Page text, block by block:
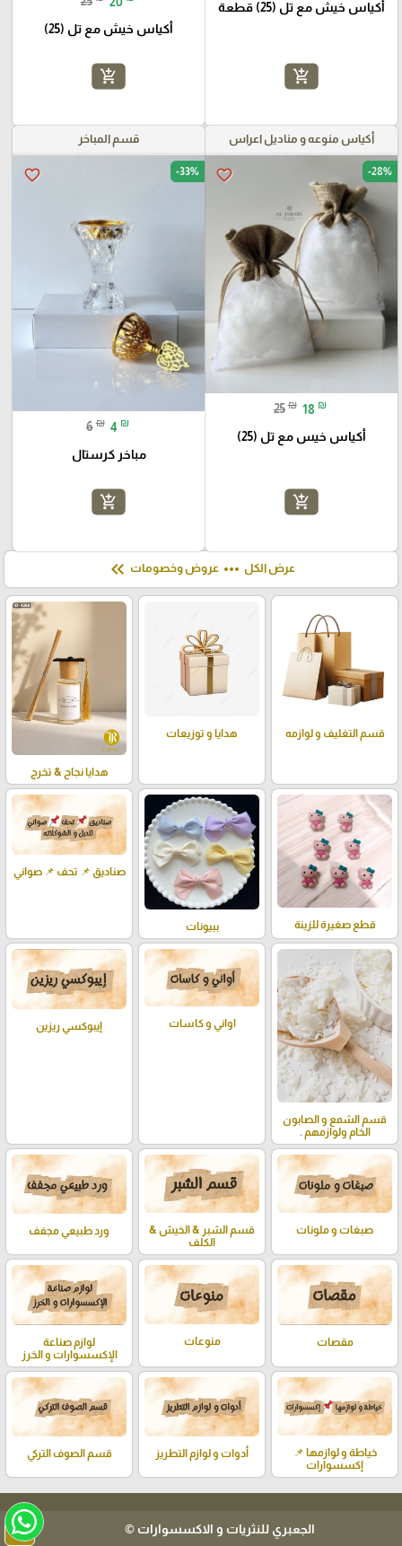
تحدث
أكياس خيش مع تل (25) قطعة
add_shopping_cart
أكياس خيش مع تل (25)
add_shopping_cart
أكياس منوعه و مناديل اعراس
favorite_border -28%
25 ₪ 18 ₪
أكياس خيس مع تل (25)
add_shopping_cart
قسم المباخر
favorite_border -33%
6 ₪ 4 ₪
مباخر كرستال
add_shopping_cart
عرض الكل more_horiz عروض وخصومات keyboard_double_arrow_left
قسم التغليف و لوازمه هدايا و توزيعات
هدايا نجاح & تخرج
قطع صغيرة للزينة ببيونات
صناديق 📌 تحف 📌 صواني
قسم الشمع و الصابون
الخام ولوازمهم .
اواني و كاسات إيبوكسي ريزين
صبغات و ملونات
قسم الشبر & الخيش &
الكلف
ورد طبيعي مجفف
مقصات منوعات
لوازم صناعة
الإكسسوارات و الخرز
خياطة و لوازمها 📌
إكسسوارات
أدوات و لوازم التطريز قسم الصوف التركي
الجعبري للنثريات و الاكسسوارات © arrow_upward